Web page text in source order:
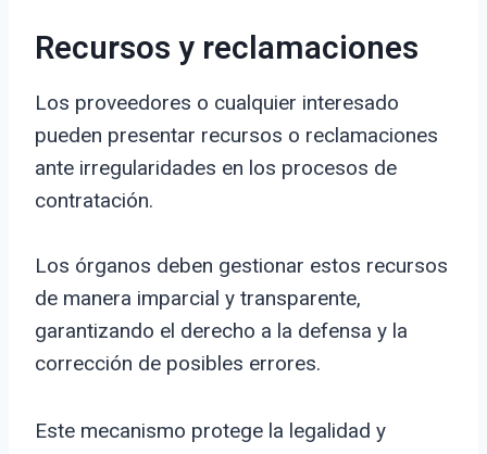
Recursos y reclamaciones
Los proveedores o cualquier interesado
pueden presentar recursos o reclamaciones
ante irregularidades en los procesos de
contratación.
Los órganos deben gestionar estos recursos
de manera imparcial y transparente,
garantizando el derecho a la defensa y la
corrección de posibles errores.
Este mecanismo protege la legalidad y